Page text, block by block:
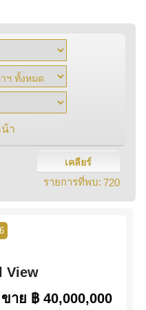
า
เคลียร์
รายการที่พบ: 720
View
ขาย ฿ 40,000,000